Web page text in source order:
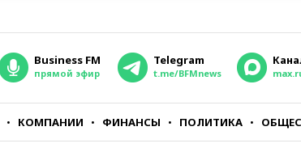
Business FM
прямой эфир
Telegram
t.me/BFMnews
КОМПАНИИ ФИНАНСЫ ПОЛИТИКА